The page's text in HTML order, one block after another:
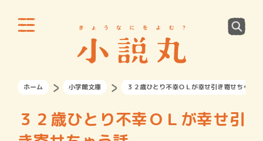
ホーム 小学館文庫 ３２歳ひとり不幸ＯＬが幸せ引き寄せちゃう話
３２歳ひとり不幸ＯＬが幸せ引